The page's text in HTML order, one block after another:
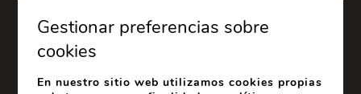
Gestionar preferencias sobre
cookies
En nuestro sitio web utilizamos cookies propias